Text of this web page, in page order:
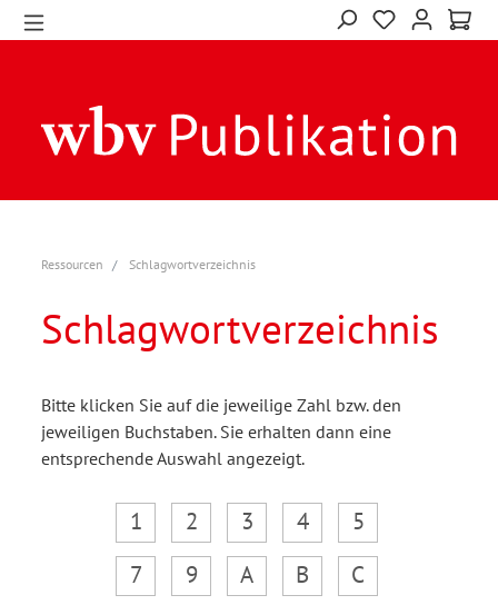
Ressourcen Schlagwortverzeichnis
Schlagwortverzeichnis
Bitte klicken Sie auf die jeweilige Zahl bzw. den
jeweiligen Buchstaben. Sie erhalten dann eine
entsprechende Auswahl angezeigt.
1 2 3 4
5
7
9 A B
C